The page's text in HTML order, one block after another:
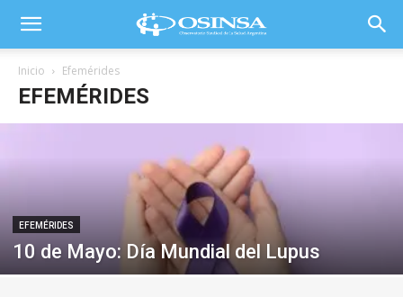
Inicio Efemérides
EFEMÉRIDES
EFEMÉRIDES
10 de Mayo: Día Mundial del Lupus